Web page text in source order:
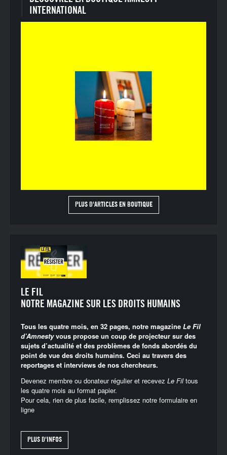
INTERNATIONAL
PLUS D'ARTICLES EN BOUTIQUE
LE FIL
NOTRE MAGAZINE SUR LES DROITS HUMAINS
Tous les quatre mois, en 32 pages, notre magazine Le Fil
d’Amnestyvous propose un coup de projecteur sur des
sujets d’actualité et des problèmes de fonds abordés du
point de vue des droits humains. Ceci au travers des
reportages et interviews de nos chercheurs.
Devenez membre ou donateur régulier et recevez Le Filtous
les quatre mois au format papier.
Pour cela, rien de plus facile, remplissez notre formulaire en
ligne
PLUS D'INFOS